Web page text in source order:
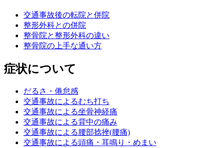
交通事故後の転院と併院
整形外科との併院
整骨院と整形外科の違い
整骨院の上手な通い方
症状について
だるさ・倦怠感
交通事故によるむち打ち
交通事故による坐骨神経痛
交通事故による背中の痛み
交通事故による腰部捻挫(腰痛)
交通事故による頭痛・耳鳴り・めまい